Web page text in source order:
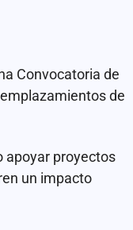
Convocatoria de
de
apoyar proyectos
un impacto